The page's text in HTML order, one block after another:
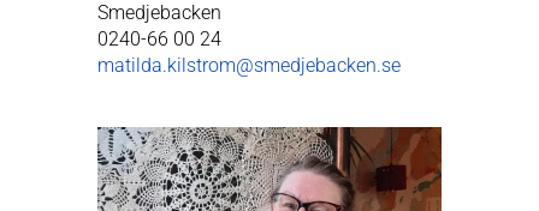
Smedjebacken
0240-66 00 24
matilda.kilstrom@smedjebacken.se